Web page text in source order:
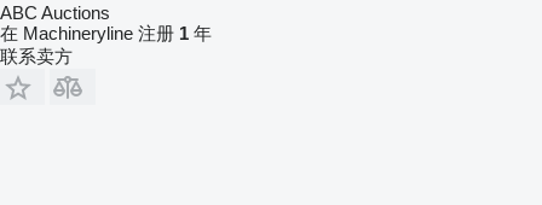
ABC Auctions
在 Machineryline 注册 1 年
联系卖方